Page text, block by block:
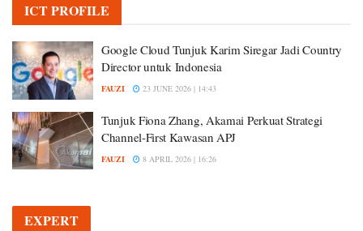
ICT PROFILE
Google Cloud Tunjuk Karim Siregar Jadi Country
Director untuk Indonesia
FAUZI 23 JUNE 2026 | 14:43
Tunjuk Fiona Zhang, Akamai Perkuat Strategi
Channel-First Kawasan APJ
FAUZI 8 APRIL 2026 | 16:26
EXPERT